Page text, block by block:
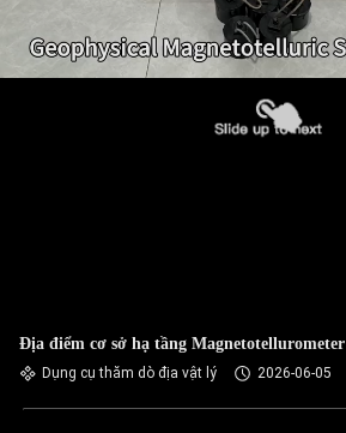
Địa điểm cơ sở hạ tầng Magnetotellurometer
Dụng cụ thăm dò địa vật lý 2026-06-05